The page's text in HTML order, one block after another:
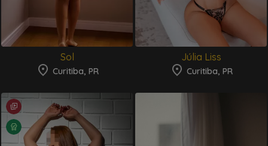
Sol
Curitiba, PR
Júlia Liss
Curitiba, PR